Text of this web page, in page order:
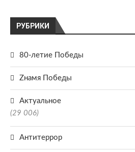
РУБРИКИ
80-летие Победы
Zнамя Победы
Актуальное
(29 006)
Антитеррор